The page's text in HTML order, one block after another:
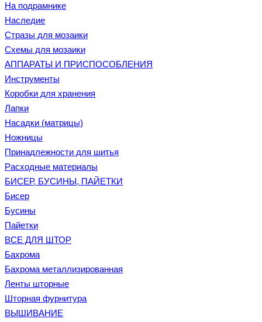
На подрамнике
Наследие
Стразы для мозаики
Схемы для мозаики
АППАРАТЫ И ПРИСПОСОБЛЕНИЯ
Инструменты
Коробки для хранения
Лапки
Насадки (матрицы)
Ножницы
Принадлежности для шитья
Расходные материалы
БИСЕР, БУСИНЫ, ПАЙЕТКИ
Бисер
Бусины
Пайетки
ВСЕ ДЛЯ ШТОР
Бахрома
Бахрома металлизированная
Ленты шторные
Шторная фурнитура
ВЫШИВАНИЕ